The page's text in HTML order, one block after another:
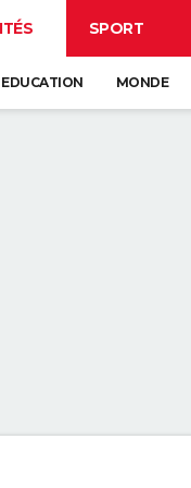
SPORT
EDUCATION MONDE